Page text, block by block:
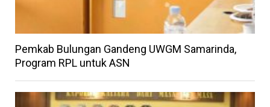
Pemkab Bulungan Gandeng UWGM Samarinda,
Program RPL untuk ASN